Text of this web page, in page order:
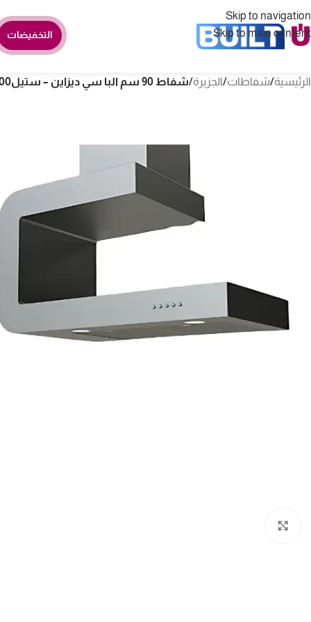
Skip to navigation
Skip to main content
التخفيضات
الرئيسية/شفاطات/الجزيرة/شفاط 90 سم البا سي ديزاين – ستيلAS C 90-1000